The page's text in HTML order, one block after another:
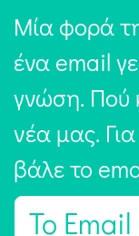
Μία φορά
ένα email
γνώση. Πού
νέα μας.
βάλε το
E